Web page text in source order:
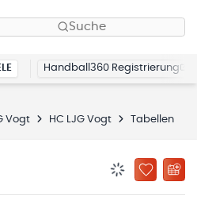
Suche
Handball360 Registrierung
Vogt HC LJG Vogt Tabellen
ZU